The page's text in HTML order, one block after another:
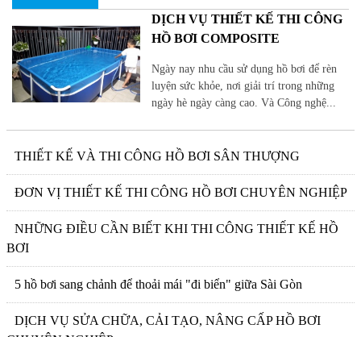
DỊCH VỤ THIẾT KẾ THI CÔNG
HỒ BƠI COMPOSITE
Ngày nay nhu cầu sử dụng hồ bơi để rèn
luyện sức khỏe, nơi giải trí trong những
ngày hè ngày càng cao. Và Công nghệ...
THIẾT KẾ VÀ THI CÔNG HỒ BƠI SÂN THƯỢNG
ĐƠN VỊ THIẾT KẾ THI CÔNG HỒ BƠI CHUYÊN NGHIỆP
NHỮNG ĐIỀU CẦN BIẾT KHI THI CÔNG THIẾT KẾ HỒ
BƠI
5 hồ bơi sang chảnh để thoải mái "đi biển" giữa Sài Gòn
DỊCH VỤ SỬA CHỮA, CẢI TẠO, NÂNG CẤP HỒ BƠI